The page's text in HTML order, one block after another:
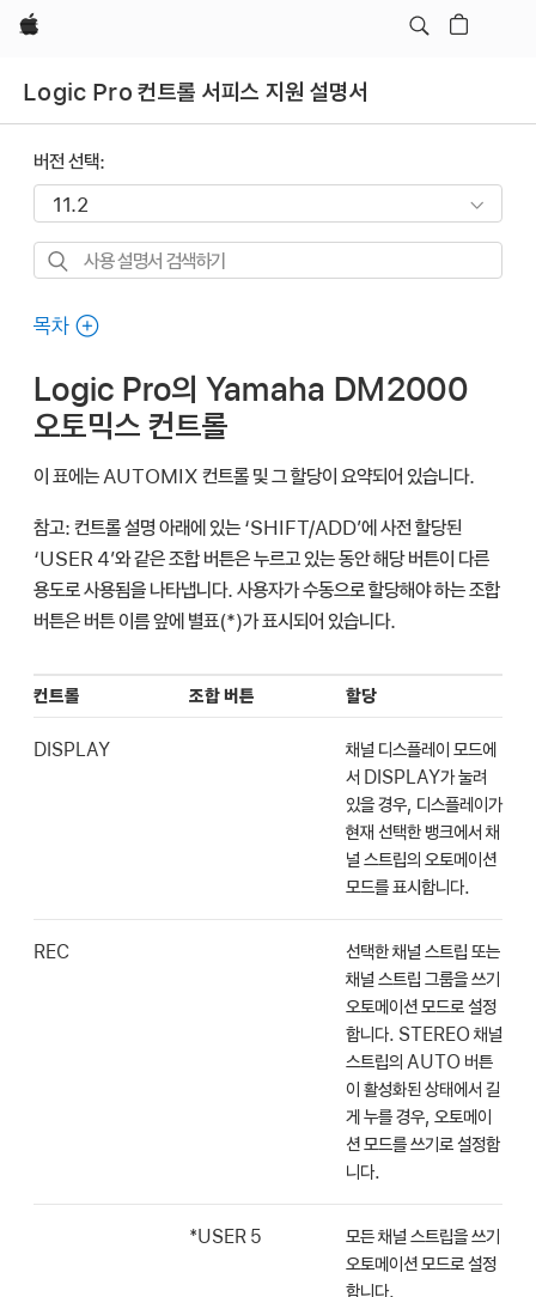
Apple
Logic Pro 컨트롤 서피스 지원 설명서
버전 선택:
사용
검색하기
목차
Logic Pro의 Yamaha DM2000
오토믹스 컨트롤
이 표에는 AUTOMIX 컨트롤 및 그 할당이 요약되어 있습니다.
참고: 컨트롤 설명 아래에 있는 ‘SHIFT/ADD’에 사전 할당된
‘USER 4’와 같은 조합 버튼은 누르고 있는 동안 해당 버튼이 다른
용도로 사용됨을 나타냅니다. 사용자가 수동으로 할당해야 하는 조합
버튼은 버튼 이름 앞에 별표(*)가 표시되어 있습니다.
컨트롤 조합 버튼 할당
DISPLAY
채널 디스플레이 모드에
서 DISPLAY가 눌려
있을 경우, 디스플레이가
현재 선택한 뱅크에서 채
널 스트립의 오토메이션
모드를 표시합니다.
REC
선택한 채널 스트립 또는
채널 스트립 그룹을 쓰기
오토메이션 모드로 설정
합니다. STEREO 채널
스트립의 AUTO 버튼
이 활성화된 상태에서 길
게 누를 경우, 오토메이
션 모드를 쓰기로 설정합
니다.
*USER 5
모든 채널 스트립을 쓰기
오토메이션 모드로 설정
합니다.